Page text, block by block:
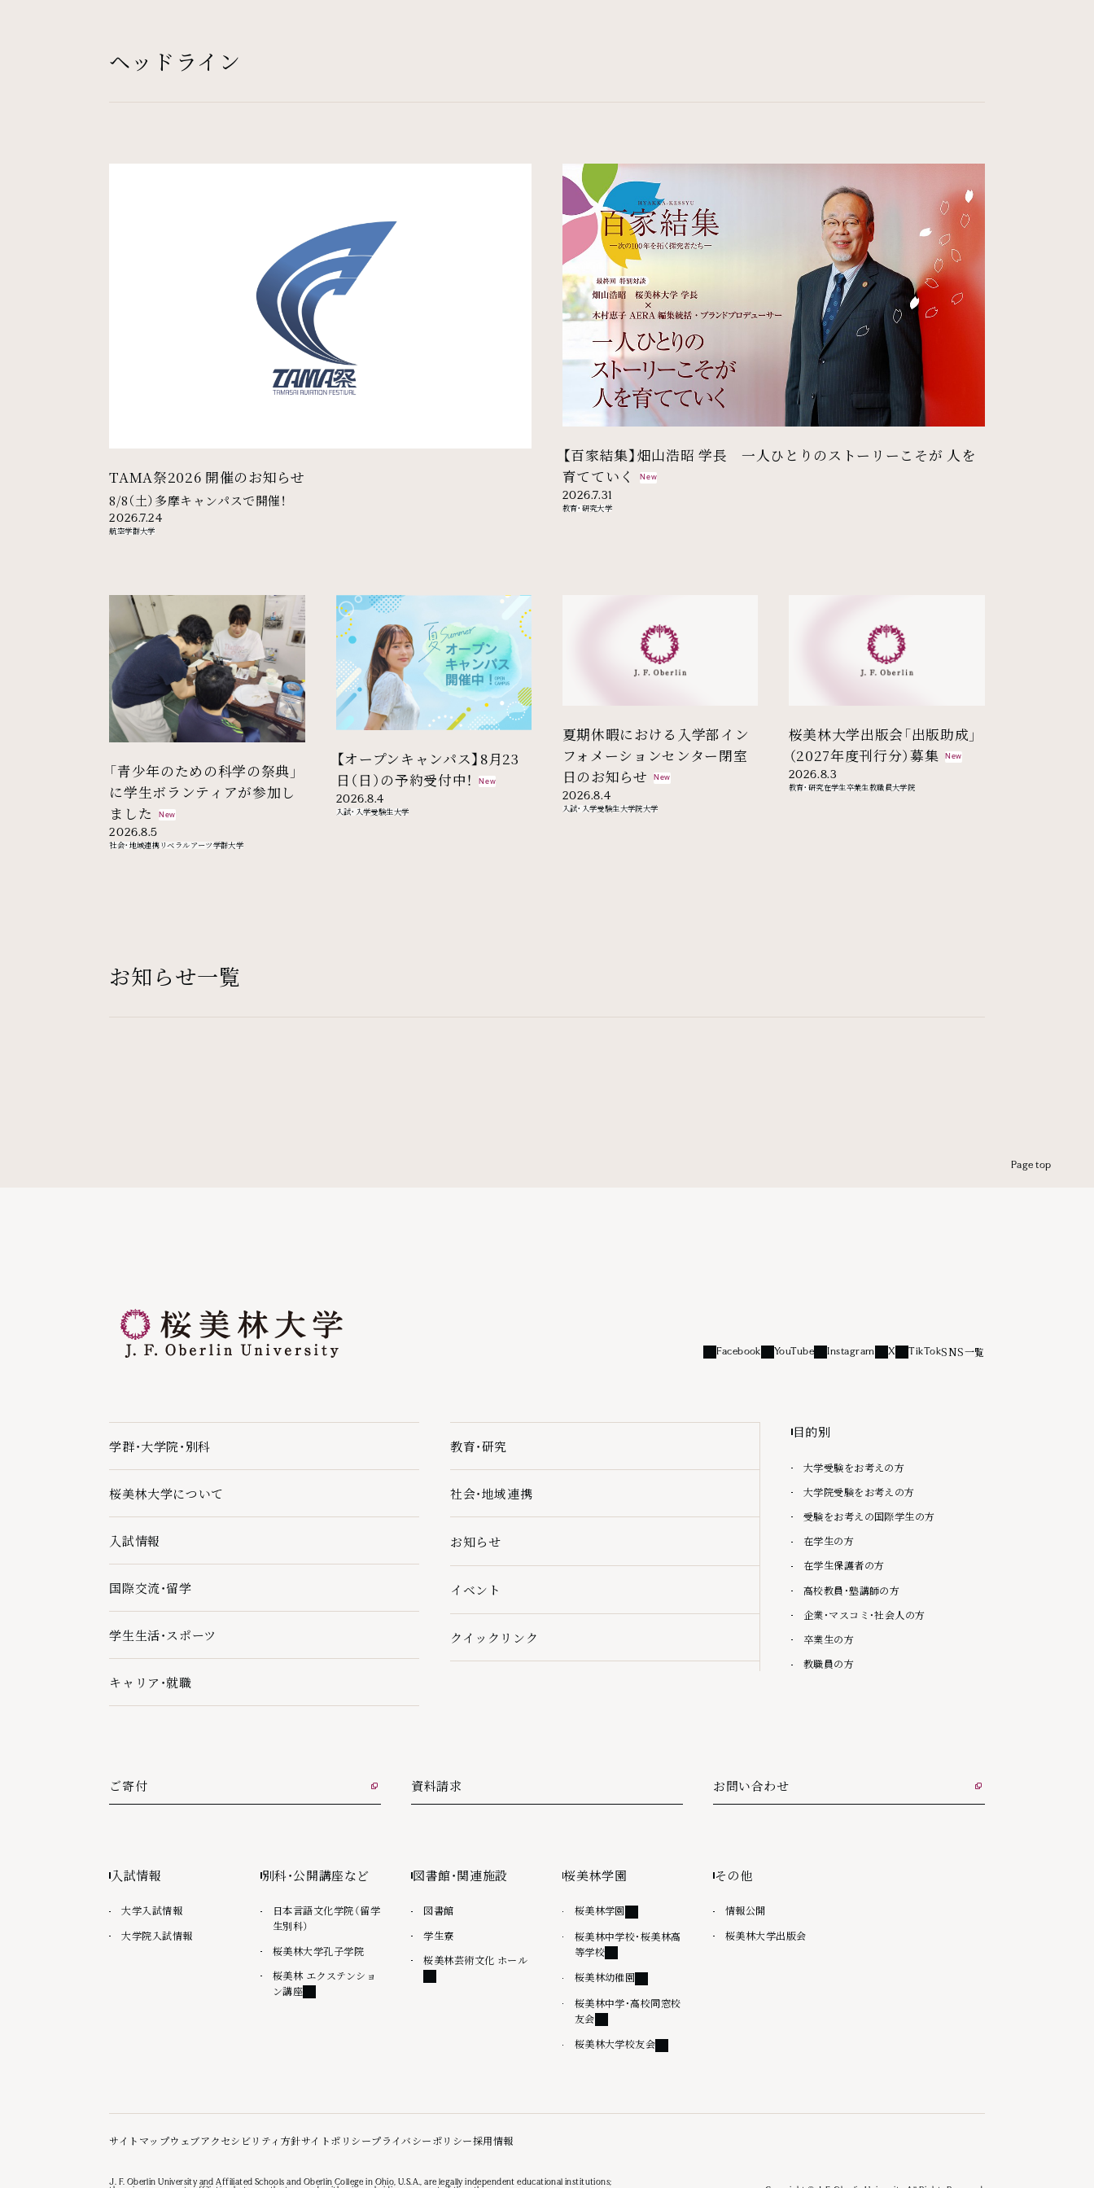
ヘッドライン
TAMA祭2026 開催のお知らせ
8/8（土）多摩キャンパスで開催！
2026.7.24
航空学群大学
【百家結集】畑山浩昭 学長 一人ひとりのストーリーこそが 人を
育てていく
New
2026.7.31
教育・研究大学
「青少年のための科学の祭典」
に学生ボランティアが参加し
ました
New
2026.8.5
社会・地域連携リベラルアーツ学群大学
【オープンキャンパス】8月23
日（日）の予約受付中！
New
2026.8.4
入試・入学受験生大学
夏期休暇における入学部イン
フォメーションセンター閉室
日のお知らせ
New
2026.8.4
入試・入学受験生大学院大学
桜美林大学出版会「出版助成」
（2027年度刊行分）募集
New
2026.8.3
教育・研究在学生卒業生教職員大学院
お知らせ一覧
Page top
Facebook
外部リンク YouTube
外部リンク Instagram
外部リンク X
外部リンクTikTok
外部リンクSNS一覧
学群・大学院・別科
学群・大学院・別科の下層ページ一覧を開く
桜美林大学について
桜美林大学についての下層ページ一覧を開く
入試情報
入試情報の下層ページ一覧を開く
国際交流・留学
国際交流・留学の下層ページ一覧を開く
学生生活・スポーツ
学生生活・スポーツの下層ページ一覧を開く
キャリア・就職
キャリア・就職の下層ページ一覧を開く
教育・研究
教育・研究の下層ページ一覧を開く
社会・地域連携
社会・地域連携の下層ページ一覧を開く
お知らせ
イベント
クイックリンク
クイックリンクの下層ページ一覧を開く
目的別
大学受験をお考えの方
大学院受験をお考えの方
受験をお考えの国際学生の方
在学生の方
在学生保護者の方
高校教員・塾講師の方
企業・マスコミ・社会人の方
卒業生の方
教職員の方
ご寄付
外部リンク 資料請求 お問い合わせ
外部リンク
入試情報
大学入試情報
大学院入試情報
別科・公開講座など
日本言語文化学院（留学
生別科）
桜美林大学孔子学院
桜美林 エクステンショ
ン講座外部リンク
図書館・関連施設
図書館
学生寮
桜美林芸術文化 ホール外部リンク
桜美林学園
桜美林学園外部リンク
桜美林中学校・桜美林高
等学校外部リンク
桜美林幼稚園外部リンク
桜美林中学・高校同窓校
友会外部リンク
桜美林大学校友会外部リンク
その他
情報公開
桜美林大学出版会
サイトマップウェブアクセシビリティ方針サイトポリシープライバシーポリシー採用情報外部リンク
J. F. Oberlin University and Affiliated Schools and Oberlin College in Ohio, U.S.A., are legally independent educational institutions;